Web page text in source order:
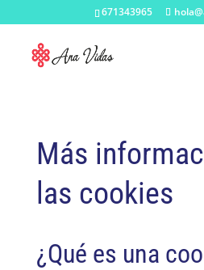
671343965
Más
las cookies
¿Qué es una